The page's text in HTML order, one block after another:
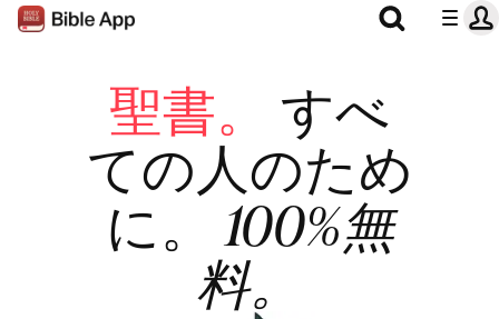
聖書。
すべ
ての人のため
に。100%無
料。